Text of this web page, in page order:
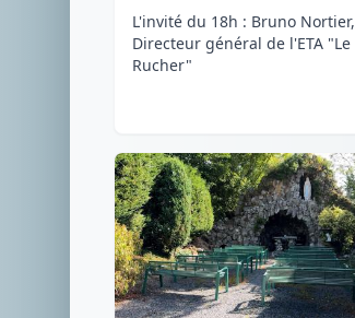
L'invité du 18h : Bruno Nortier,
Directeur général de l'ETA "Le
Rucher"